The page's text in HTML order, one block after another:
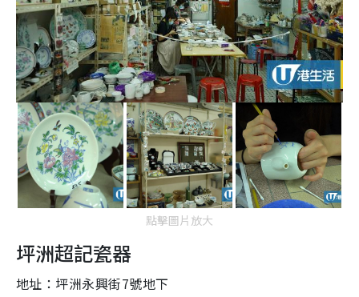
點擊圖片放大
坪洲超記瓷器
地址：坪洲永興街7號地下